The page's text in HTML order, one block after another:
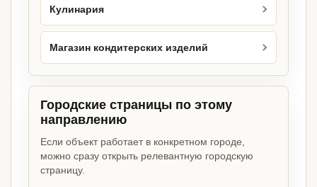
Кулинария
Магазин кондитерских изделий
Городские страницы по этому
направлению
Если объект работает в конкретном городе,
можно сразу открыть релевантную городскую
страницу.